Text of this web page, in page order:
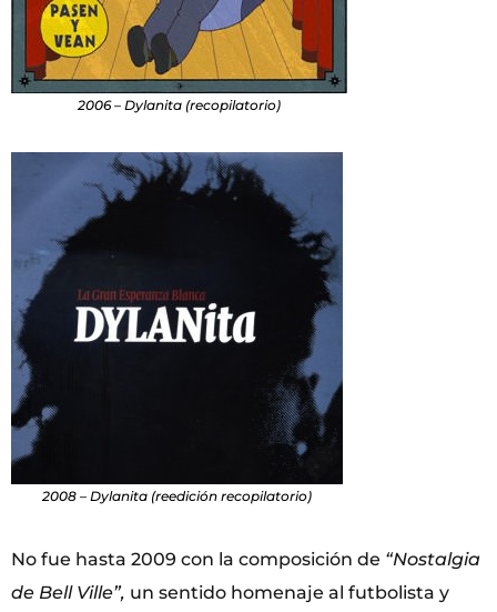
2006 – Dylanita (recopilatorio)
2008 – Dylanita (reedición recopilatorio)
No fue hasta 2009 con la composición de “Nostalgia
de Bell Ville”, un sentido homenaje al futbolista y